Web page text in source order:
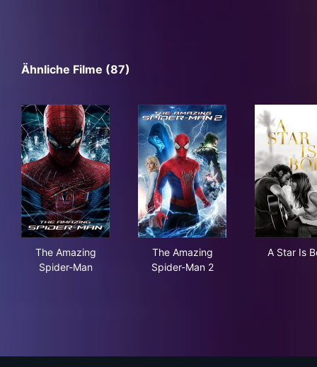
Ähnliche Filme (87)
The Amazing
Spider-Man
The Amazing
Spider-Man 2
A Star Is